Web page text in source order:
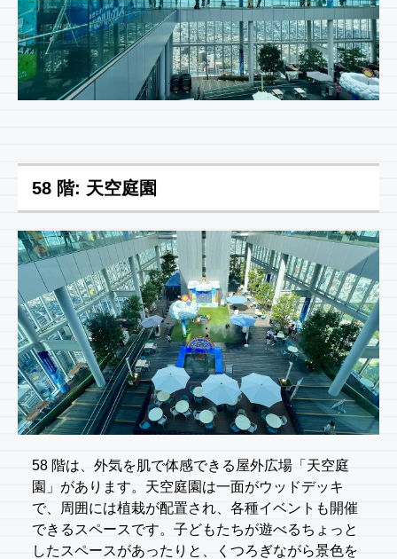
58 階: 天空庭園
58 階は、外気を肌で体感できる屋外広場「天空庭
園」があります。天空庭園は一面がウッドデッキ
で、周囲には植栽が配置され、各種イベントも開催
できるスペースです。子どもたちが遊べるちょっと
したスペースがあったりと、くつろぎながら景色を